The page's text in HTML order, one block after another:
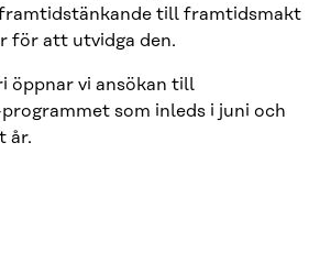
till framtidsmakt
för att utvidga den.
öppnar vi ansökan till
som inleds i juni och
år.